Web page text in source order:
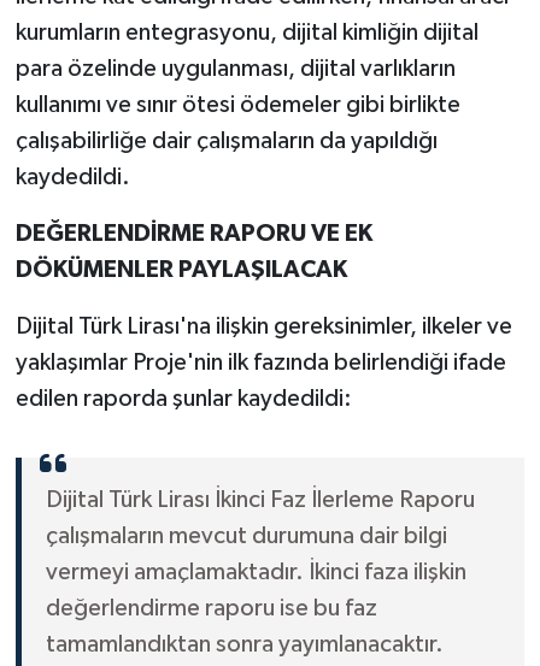
kurumların entegrasyonu, dijital kimliğin dijital
para özelinde uygulanması, dijital varlıkların
kullanımı ve sınır ötesi ödemeler gibi birlikte
çalışabilirliğe dair çalışmaların da yapıldığı
kaydedildi.
DEĞERLENDİRME RAPORU VE EK
DÖKÜMENLER PAYLAŞILACAK
Dijital Türk Lirası'na ilişkin gereksinimler, ilkeler ve
yaklaşımlar Proje'nin ilk fazında belirlendiği ifade
edilen raporda şunlar kaydedildi:
Dijital Türk Lirası İkinci Faz İlerleme Raporu
çalışmaların mevcut durumuna dair bilgi
vermeyi amaçlamaktadır. İkinci faza ilişkin
değerlendirme raporu ise bu faz
tamamlandıktan sonra yayımlanacaktır.